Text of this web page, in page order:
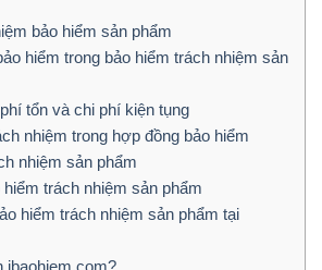
bảo hiểm sản phẩm
hiểm trong bảo hiểm trách nhiệm sản
tổn và chi phí kiện tụng
nhiệm trong hợp đồng bảo hiểm
nhiệm sản phẩm
trách nhiệm sản phẩm
hiểm trách nhiệm sản phẩm tại
ibaohiem.com?